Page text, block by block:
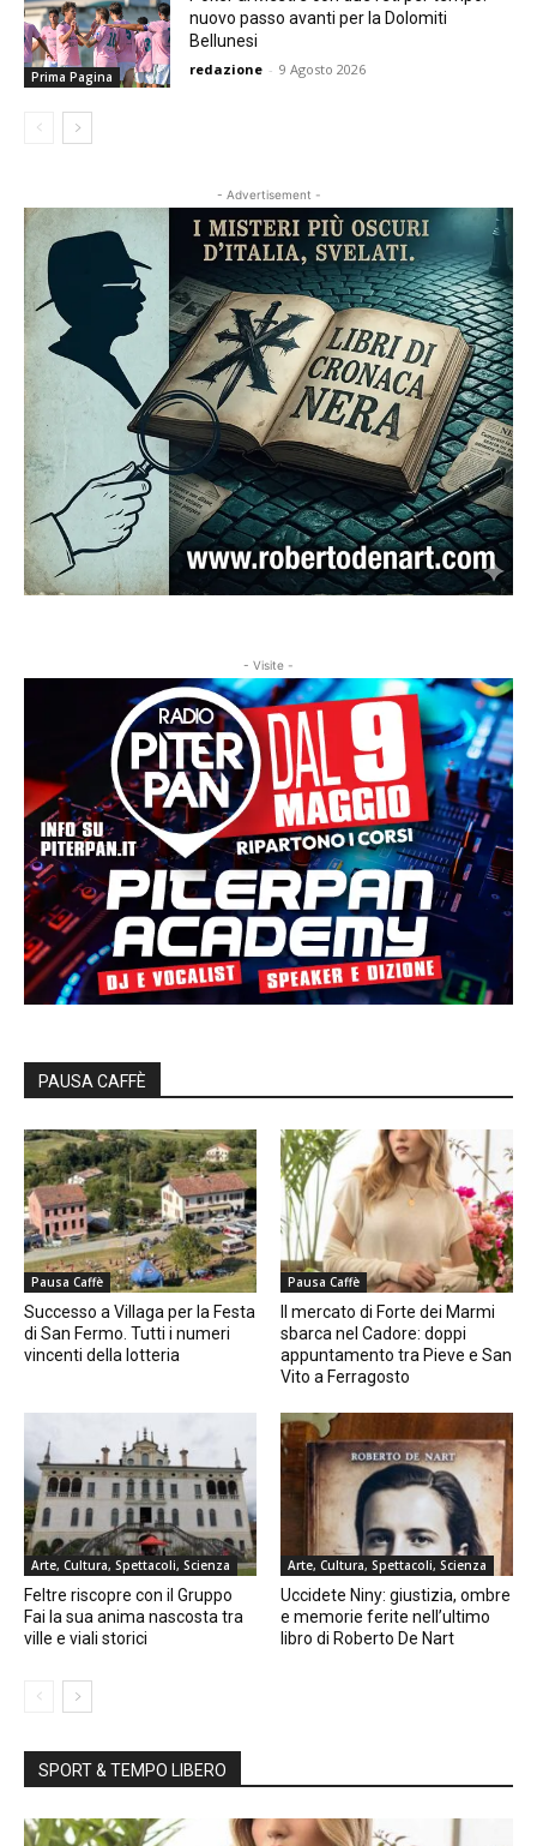
Prima Pagina
nuovo passo avanti per la Dolomiti
Bellunesi
redazione - 9 Agosto 2026
- Advertisement -
- Visite -
PAUSA CAFFÈ
Pausa Caffè
Successo a Villaga per la Festa
di San Fermo. Tutti i numeri
vincenti della lotteria
Pausa Caffè
Il mercato di Forte dei Marmi
sbarca nel Cadore: doppi
appuntamento tra Pieve e San
Vito a Ferragosto
Arte, Cultura, Spettacoli, Scienza
Feltre riscopre con il Gruppo
Fai la sua anima nascosta tra
ville e viali storici
Arte, Cultura, Spettacoli, Scienza
Uccidete Niny: giustizia, ombre
e memorie ferite nell’ultimo
libro di Roberto De Nart
SPORT & TEMPO LIBERO